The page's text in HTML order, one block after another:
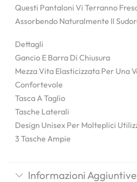
Questi Pantaloni Vi Terranno
Assorbendo Naturalmente Il
Dettagli
Gancio E Barra Di Chiusura
Mezza Vita Elasticizzata Per Una
Confortevole
Tasca A Taglio
Tasche Laterali
Design Unisex Per Molteplici
3 Tasche Ampie
Informazioni Aggiuntive